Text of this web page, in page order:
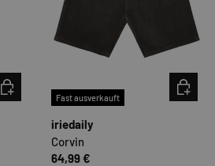
OPTIONEN AUSWÄHLEN
Fast ausverkauft
iriedaily
Corvin
64,99 €